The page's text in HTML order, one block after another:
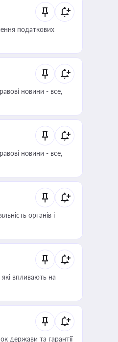
податкових
новини - все,
новини - все,
органів і
впливають на
держави та гарантії